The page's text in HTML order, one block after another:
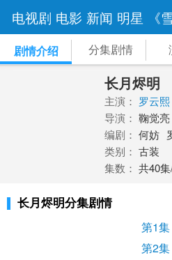
电视剧 电影 新闻 明星 《
剧情介绍 分集剧情
长月烬明
主演： 罗云熙
导演： 鞠觉亮
编剧： 何妨
类别： 古装
集数： 共40
长月烬明分集剧情
第1集
第2集